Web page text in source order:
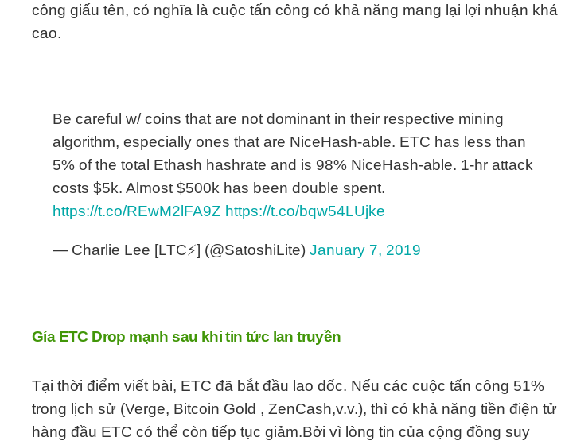
công giấu tên, có nghĩa là cuộc tấn công có khả năng mang lại lợi nhuận khá
cao.
Be careful w/ coins that are not dominant in their respective mining
algorithm, especially ones that are NiceHash-able. ETC has less than
5% of the total Ethash hashrate and is 98% NiceHash-able. 1-hr attack
costs $5k. Almost $500k has been double spent.
https://t.co/REwM2lFA9Z https://t.co/bqw54LUjke
— Charlie Lee [LTC⚡] (@SatoshiLite) January 7, 2019
Gía ETC Drop mạnh sau khi tin tức lan truyền
Tại thời điểm viết bài, ETC đã bắt đầu lao dốc. Nếu các cuộc tấn công 51%
trong lịch sử (Verge, Bitcoin Gold , ZenCash,v.v.), thì có khả năng tiền điện tử
hàng đầu ETC có thể còn tiếp tục giảm.Bởi vì lòng tin của cộng đồng suy